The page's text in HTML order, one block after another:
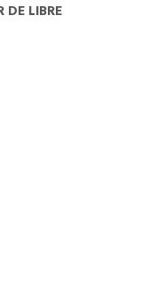
DE LIBRE